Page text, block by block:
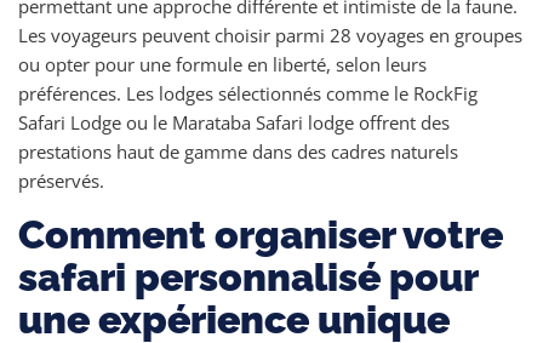
permettant une approche différente et intimiste de la faune.
Les voyageurs peuvent choisir parmi 28 voyages en groupes
ou opter pour une formule en liberté, selon leurs
préférences. Les lodges sélectionnés comme le RockFig
Safari Lodge ou le Marataba Safari lodge offrent des
prestations haut de gamme dans des cadres naturels
préservés.
Comment organiser votre
safari personnalisé pour
une expérience unique